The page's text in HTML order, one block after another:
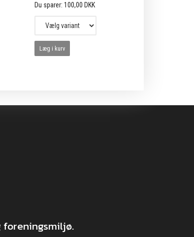
Du sparer: 100,00 DKK
Læg i kurv
foreningsmiljø.